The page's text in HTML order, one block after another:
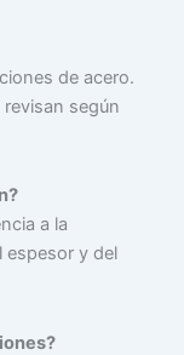
de acero.
según
a la
espesor y del